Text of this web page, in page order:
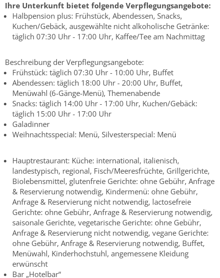
Ihre Unterkunft bietet folgende Verpflegungsangebote:
Halbpension plus: Frühstück, Abendessen, Snacks,
Kuchen/Gebäck, ausgewählte nicht alkoholische Getränke:
täglich 07:30 Uhr - 17:00 Uhr, Kaffee/Tee am Nachmittag
Beschreibung der Verpflegungsangebote:
Frühstück: täglich 07:30 Uhr - 10:00 Uhr, Buffet
Abendessen: täglich 18:00 Uhr - 20:00 Uhr, Buffet,
Menüwahl (6-Gänge-Menü), Themenabende
Snacks: täglich 14:00 Uhr - 17:00 Uhr, Kuchen/Gebäck:
täglich 15:00 Uhr - 17:00 Uhr
Galadinner
Weihnachtsspecial: Menü, Silvesterspecial: Menü
Hauptrestaurant: Küche: international, italienisch,
landestypisch, regional, Fisch/Meeresfrüchte, Grillgerichte,
Biolebensmittel, glutenfreie Gerichte: ohne Gebühr, Anfrage
& Reservierung notwendig, Kindermenü: ohne Gebühr,
Anfrage & Reservierung nicht notwendig, lactosefreie
Gerichte: ohne Gebühr, Anfrage & Reservierung notwendig,
saisonale Gerichte, vegetarische Gerichte: ohne Gebühr,
Anfrage & Reservierung nicht notwendig, vegane Gerichte:
ohne Gebühr, Anfrage & Reservierung notwendig, Buffet,
Menüwahl, Kinderhochstuhl, angemessene Kleidung
erwünscht
Bar „Hotelbar“